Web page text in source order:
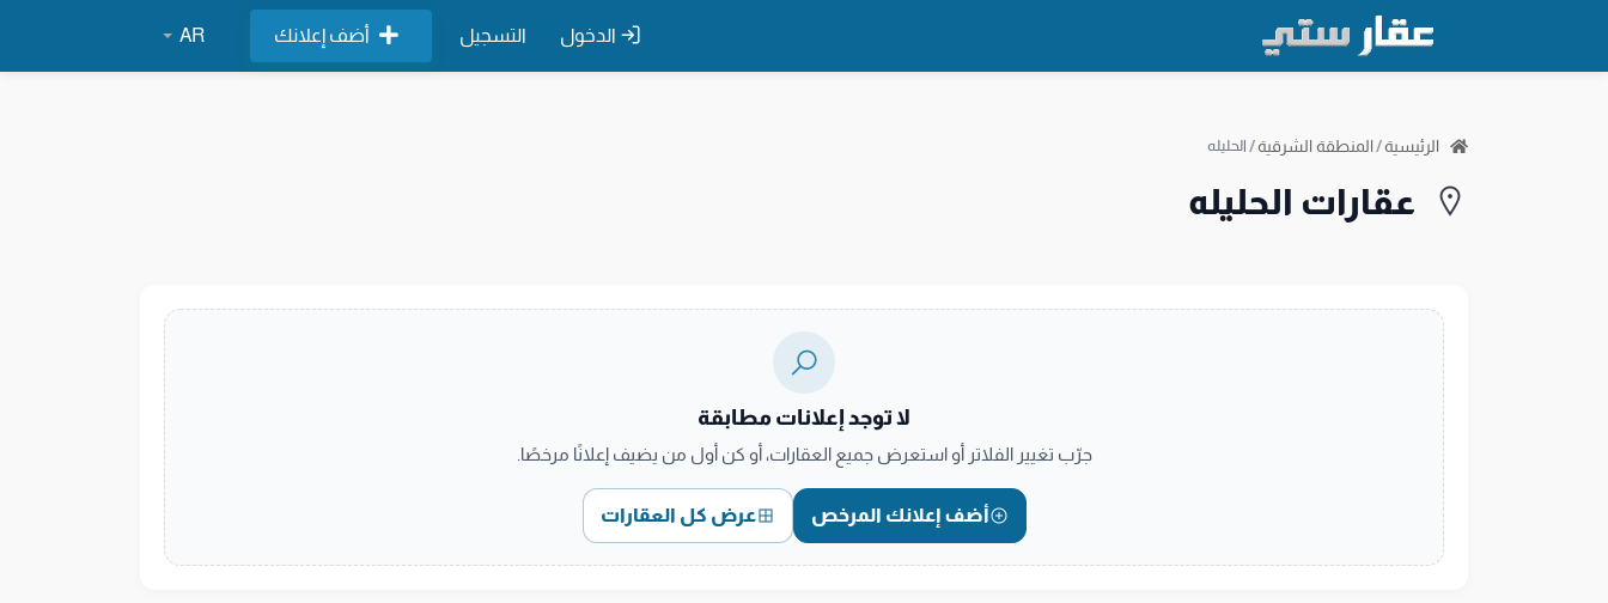
الدخول التسجيل أضف إعلانك AR
الرئيسية/المنطقة الشرقية/ الحليله
عقارات الحليله
لا توجد إعلانات مطابقة
جرّب تغيير الفلاتر أو استعرض جميع العقارات، أو كن أول من يضيف إعلانًا مرخصًا.
أضف إعلانك المرخص عرض كل العقارات